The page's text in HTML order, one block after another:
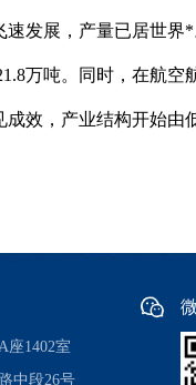
发展，产量已居世界*
万吨。同时，在航空
效，产业结构开始由
座1402室
中段26号